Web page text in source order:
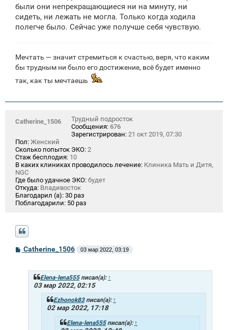
были они непрекращающиеся ни на минуту, ни
сидеть, ни лежать не могла. Только когда ходила
полегче было. Сейчас уже получше себя чувствую.
Мечтать — значит стремиться к счастью, веря, что каким
бы трудным ни было его достижение, всё будет именно
так, как ты мечтаешь
Catherine_1506
Трудный подросток
Сообщения: 676
Зарегистрирован: 21 окт 2019, 07:30
Пол: Женский
Сколько попыток ЭКО: 2
Стаж бесплодия: 10
В каких клиниках проводилось лечение: Клиника Мать и Дитя,
NGC
Где было удачное ЭКО: будет
Откуда: Владивосток
Благодарил (а): 30 раз
Поблагодарили: 50 раз
С
о
Catherine_1506 03 мар 2022, 03:19
Elena-lena555писал(а): ↑
03 мар 2022, 02:15
Ezhonok83писал(а): ↑
02 мар 2022, 17:18
Elena-lena555писал(а): ↑